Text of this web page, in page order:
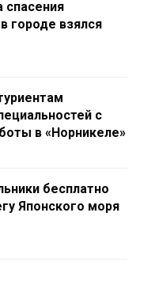
спасения
городе взялся
с
в «Норникеле»
бесплатно
Японского моря